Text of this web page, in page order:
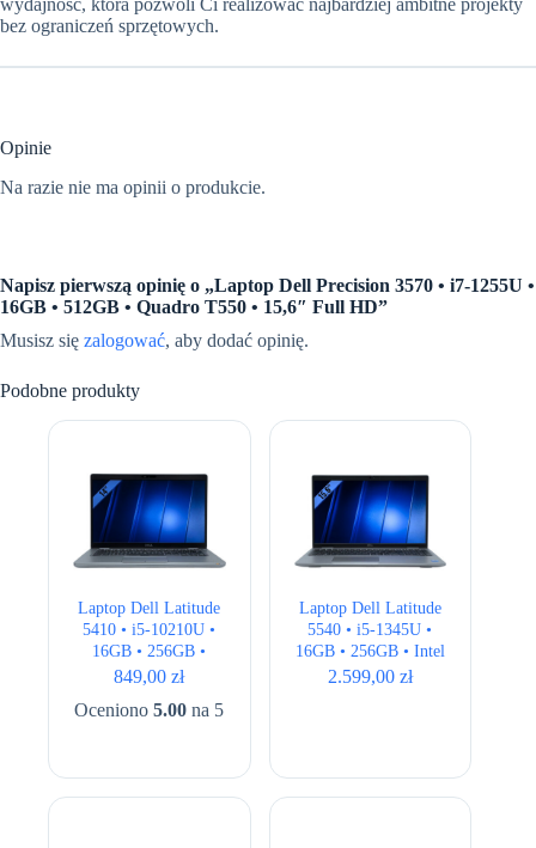
wydajność, która pozwoli Ci realizować najbardziej ambitne projekty
bez ograniczeń sprzętowych.
Opinie
Na razie nie ma opinii o produkcie.
Napisz pierwszą opinię o „Laptop Dell Precision 3570 • i7-1255U •
16GB • 512GB • Quadro T550 • 15,6″ Full HD”
Musisz się zalogować, aby dodać opinię.
Podobne produkty
Laptop Dell Latitude
5410 • i5-10210U •
16GB • 256GB •
UHD 620 • 14 ” Full
849,00zł
Oceniono5.00 na 5
Laptop Dell Latitude
5540 • i5-1345U •
16GB • 256GB • Intel
UHD • 15,6″ Full HD
2.599,00 zł